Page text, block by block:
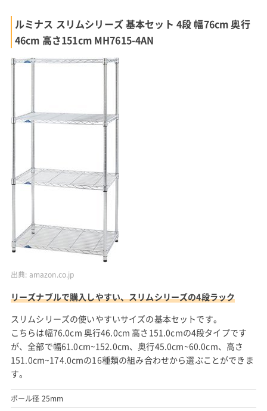
ルミナス スリムシリーズ 基本セット 4段 幅76cm 奥行
46cm 高さ151cm MH7615-4AN
出典: amazon.co.jp
リーズナブルで購入しやすい、スリムシリーズの4段ラック
スリムシリーズの使いやすいサイズの基本セットです。
こちらは幅76.0cm 奥行46.0cm 高さ151.0cmの4段タイプです
が、全部で幅61.0cm~152.0cm、奥行45.0cm~60.0cm、高さ
151.0cm~174.0cmの16種類の組み合わせから選ぶことができま
す。
ポール径 25mm